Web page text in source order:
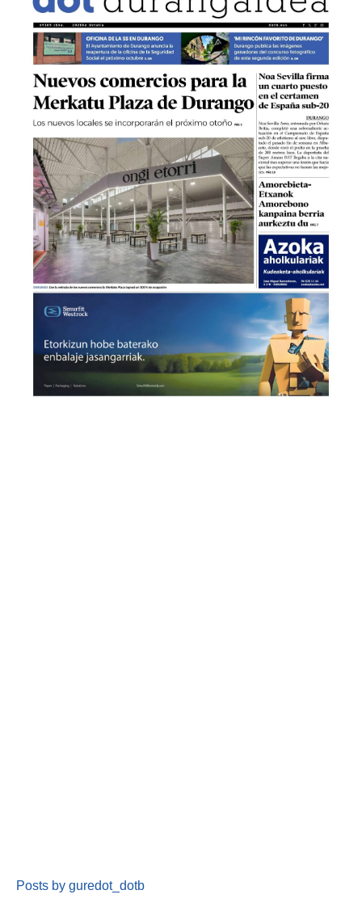
Posts by guredot_dotb